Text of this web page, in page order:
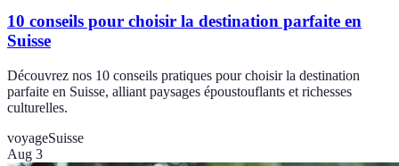
10 conseils pour choisir la destination parfaite en
Suisse
Découvrez nos 10 conseils pratiques pour choisir la destination
parfaite en Suisse, alliant paysages époustouflants et richesses
culturelles.
voyageSuisse
Aug 3